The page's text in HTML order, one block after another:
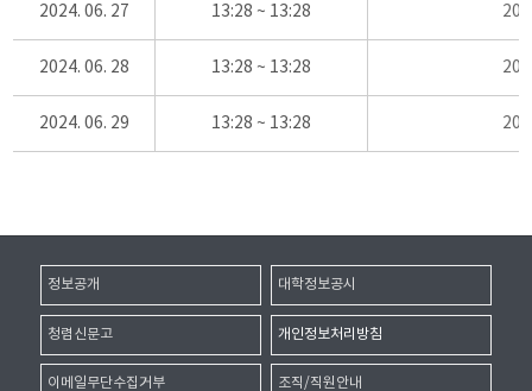
2024. 06. 27 13:28 ~ 13:28
2024. 06. 28 13:28 ~ 13:28
2024. 06. 29 13:28 ~ 13:28
정보공개 대학정보공시
청렴신문고 개인정보처리방침
이메일무단수집거부 조직/직원안내